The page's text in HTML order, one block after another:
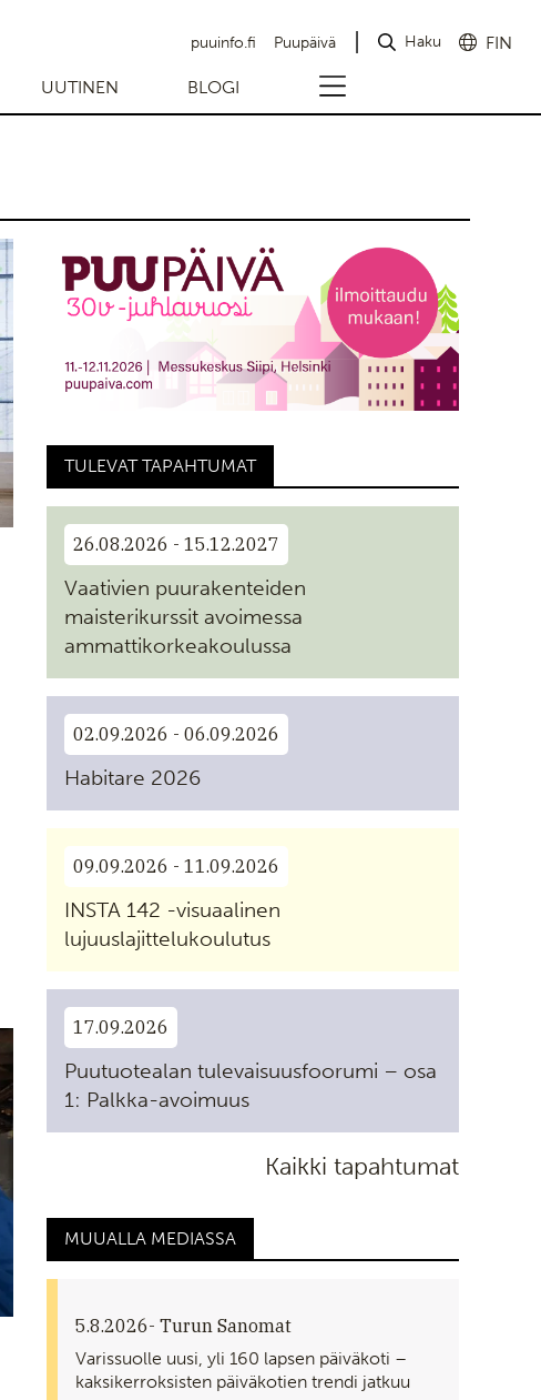
puuinfo.fi Puupäivä Haku FIN
UUTINEN BLOGI
TULEVAT TAPAHTUMAT
26.08.2026 - 15.12.2027
Vaativien puurakenteiden
maisterikurssit avoimessa
ammattikorkeakoulussa
02.09.2026 - 06.09.2026
Habitare 2026
09.09.2026 - 11.09.2026
INSTA 142 -visuaalinen
lujuuslajittelukoulutus
17.09.2026
Puutuotealan tulevaisuusfoorumi – osa
1: Palkka-avoimuus
Kaikki tapahtumat
MUUALLA MEDIASSA
5.8.2026- Turun Sanomat
Varissuolle uusi, yli 160 lapsen päiväkoti –
kaksikerroksisten päiväkotien trendi jatkuu